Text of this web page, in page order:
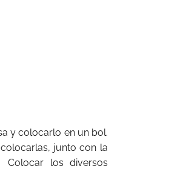
y colocarlo en un bol.
junto con la
los diversos